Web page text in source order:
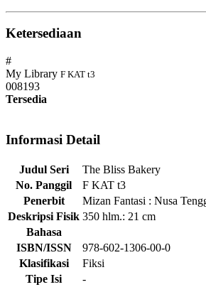
Ketersediaan
#
My Library F KAT t3
008193
Tersedia
Informasi Detail
Judul Seri
The Bliss Bakery
No. Panggil
F KAT t3
Penerbit
Mizan Fantasi : Nusa
Deskripsi Fisik 350 hlm.: 21 cm
Bahasa
ISBN/ISSN
978-602-1306-00-0
Klasifikasi
Fiksi
Tipe Isi
-